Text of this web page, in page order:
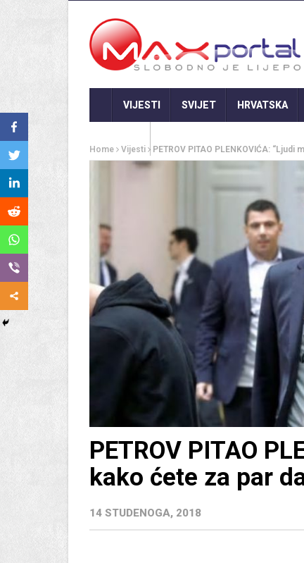
VIJESTI SVIJET HRVATSKA
Home Vijesti PETROV PITAO PLENKOVIĆA:
PETROV PITAO
kako ćete za par
14 STUDENOGA, 2018